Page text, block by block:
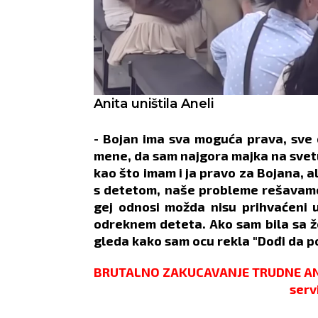
Anita uništila Aneli
- Bojan ima sva moguća prava,
mene, da sam najgora majka na
kao što imam i ja pravo za Bojana,
s detetom, naše probleme
gej odnosi možda nisu
odreknem deteta. Ako sam bila sa
gleda kako sam ocu rekla "Dođi da
BRUTALNO ZAKUCAVANJE